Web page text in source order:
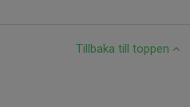
Tillbaka till toppen